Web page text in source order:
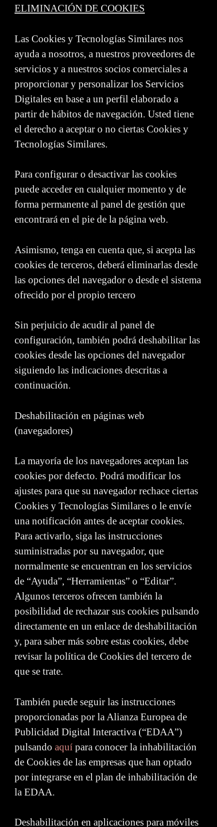
ELIMINACIÓN DE COOKIES
Las Cookies y Tecnologías Similares nos
ayuda a nosotros, a nuestros proveedores de
servicios y a nuestros socios comerciales a
proporcionar y personalizar los Servicios
Digitales en base a un perfil elaborado a
partir de hábitos de navegación. Usted tiene
el derecho a aceptar o no ciertas Cookies y
Tecnologías Similares.
Para configurar o desactivar las cookies
puede acceder en cualquier momento y de
forma permanente al panel de gestión que
encontrará en el pie de la página web.
Asimismo, tenga en cuenta que, si acepta las
cookies de terceros, deberá eliminarlas desde
las opciones del navegador o desde el sistema
ofrecido por el propio tercero
Sin perjuicio de acudir al panel de
configuración, también podrá deshabilitar las
cookies desde las opciones del navegador
siguiendo las indicaciones descritas a
continuación.
Deshabilitación en páginas web
(navegadores)
La mayoría de los navegadores aceptan las
cookies por defecto. Podrá modificar los
ajustes para que su navegador rechace ciertas
Cookies y Tecnologías Similares o le envíe
una notificación antes de aceptar cookies.
Para activarlo, siga las instrucciones
suministradas por su navegador, que
normalmente se encuentran en los servicios
de “Ayuda”, “Herramientas” o “Editar”.
Algunos terceros ofrecen también la
posibilidad de rechazar sus cookies pulsando
directamente en un enlace de deshabilitación
y, para saber más sobre estas cookies, debe
revisar la política de Cookies del tercero de
que se trate.
También puede seguir las instrucciones
proporcionadas por la Alianza Europea de
Publicidad Digital Interactiva (“EDAA”)
pulsando aquí para conocer la inhabilitación
de Cookies de las empresas que han optado
por integrarse en el plan de inhabilitación de
la EDAA.
Deshabilitación en aplicaciones para móviles